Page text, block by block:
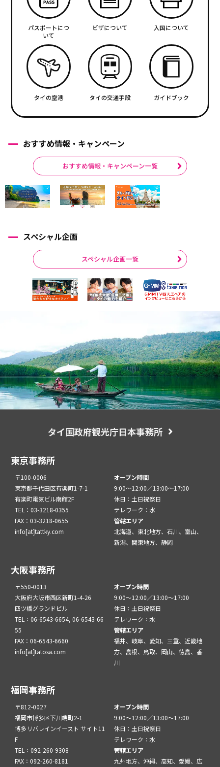
パスポートにつ
いて
ビザについて 入国について
タイの空港 タイの交通手段 ガイドブック
おすすめ情報・キャンペーン
おすすめ情報・キャンペーン一覧
スペシャル企画
スペシャル企画一覧
タイ国政府観光庁日本事務所
東京事務所
〒100-0006
東京都千代田区有楽町1-7-1
有楽町電気ビル南館2F
TEL：03-3218-0355
FAX：03-3218-0655
info[at]tattky.com
オープン時間
9:00～12:00／13:00～17:00
休日：土日祝祭日
テレワーク：水
管轄エリア
北海道、東北地方、石川、富山、
新潟、関東地方、静岡
大阪事務所
〒550-0013
大阪府大阪市西区新町1-4-26
四ツ橋グランドビル
TEL：06-6543-6654, 06-6543-66
55
FAX：06-6543-6660
info[at]tatosa.com
オープン時間
9:00～12:00／13:00～17:00
休日：土日祝祭日
テレワーク：水
管轄エリア
福井、岐阜、愛知、三重、近畿地
方、島根、鳥取、岡山、徳島、香
川
福岡事務所
〒812-0027
福岡市博多区下川端町2-1
博多リバレインイースト サイト11
F
TEL：092-260-9308
FAX：092-260-8181
オープン時間
9:00～12:00／13:00～17:00
休日：土日祝祭日
テレワーク：水
管轄エリア
九州地方、沖縄、高知、愛媛、広